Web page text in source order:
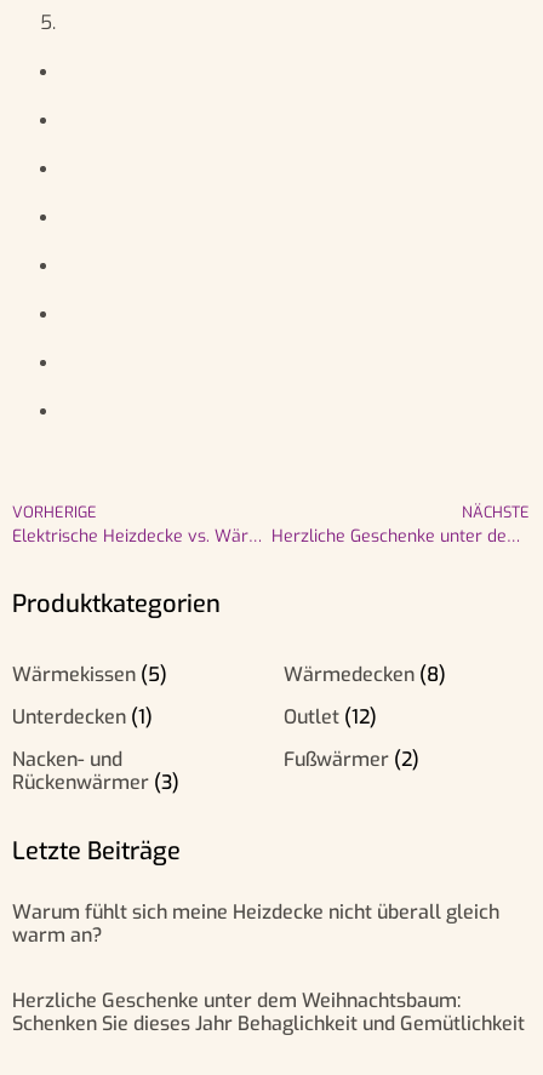
VORHERIGE
Elektrische Heizdecke vs. Wärmflasche: Was ist der Unterschied?
NÄCHSTE
Herzliche Geschenke unter dem Weihnachtsbaum: Schenken Sie dieses Jahr Behaglichkeit und Gemütlichkeit
Produktkategorien
Wärmekissen (5) Wärmedecken (8)
Unterdecken (1) Outlet (12)
Nacken- und
Rückenwärmer (3)
Fußwärmer (2)
Letzte Beiträge
Warum fühlt sich meine Heizdecke nicht überall gleich
warm an?
Herzliche Geschenke unter dem Weihnachtsbaum:
Schenken Sie dieses Jahr Behaglichkeit und Gemütlichkeit